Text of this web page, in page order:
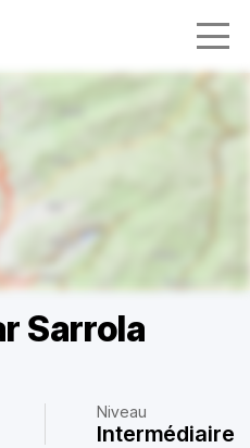
Sarrola
Niveau
Intermédiaire